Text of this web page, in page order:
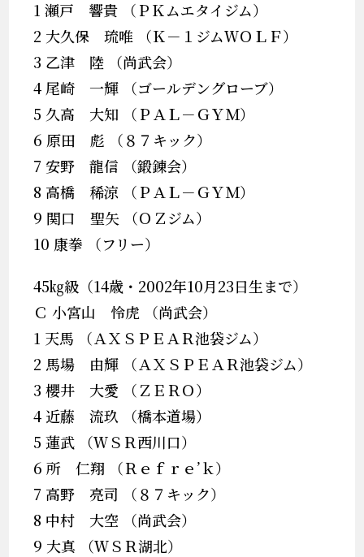
1 瀬戸 響貴 （ＰＫムエタイジム）
2 大久保 琉唯 （Ｋ－１ジムＷＯＬＦ）
3 乙津 陸 （尚武会）
4 尾崎 一輝 （ゴールデングローブ）
5 久高 大知 （ＰＡＬ－ＧＹＭ）
6 原田 彪 （８７キック）
7 安野 龍信 （鍛錬会）
8 高橋 稀涼 （ＰＡＬ－ＧＹＭ）
9 関口 聖矢 （ＯＺジム）
10 康拳 （フリー）
45㎏級（14歳・2002年10月23日生まで）
Ｃ 小宮山 怜虎 （尚武会）
1 天馬 （ＡＸＳＰＥＡＲ池袋ジム）
2 馬場 由輝 （ＡＸＳＰＥＡＲ池袋ジム）
3 櫻井 大愛 （ＺＥＲＯ）
4 近藤 流玖 （橋本道場）
5 蓮武 （ＷＳＲ西川口）
6 所 仁翔 （Ｒｅｆｒｅ’ｋ）
7 高野 亮司 （８７キック）
8 中村 大空 （尚武会）
9 大真 （ＷＳＲ湖北）